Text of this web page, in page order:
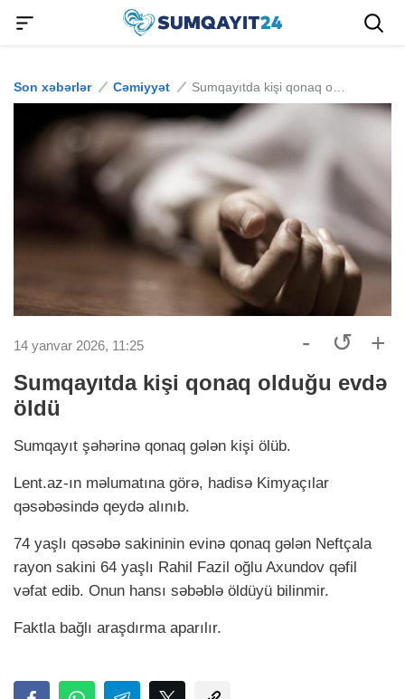
Son xəbərlər Cəmiyyət
14 yanvar 2026, 11:25 - ↺ +
Sumqayıtda kişi qonaq olduğu evdə
öldü
Sumqayıt şəhərinə qonaq gələn kişi ölüb.
Lent.az-ın məlumatına görə, hadisə Kimyaçılar
qəsəbəsində qeydə alınıb.
74 yaşlı qəsəbə sakininin evinə qonaq gələn Neftçala
rayon sakini 64 yaşlı Rahil Fazil oğlu Axundov qəfil
vəfat edib. Onun hansı səbəblə öldüyü bilinmir.
Faktla bağlı araşdırma aparılır.